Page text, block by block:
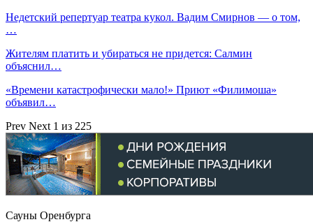
Недетский репертуар театра кукол. Вадим Смирнов — о том,
…
Жителям платить и убираться не придется: Салмин
объяснил…
«Времени катастрофически мало!» Приют «Филимоша»
объявил…
Prev Next 1 из 225
Сауны Оренбурга